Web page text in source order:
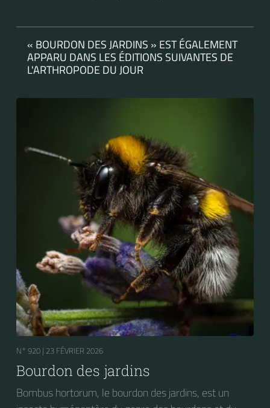
« BOURDON DES JARDINS » EST ÉGALEMENT
APPARU DANS LES ÉDITIONS SUIVANTES DE
L'ARTHROPODE DU JOUR
N° 920 | 23 FÉVRIER 2026
Bourdon des jardins
Bombus hortorum, le bourdon des jardins, est un